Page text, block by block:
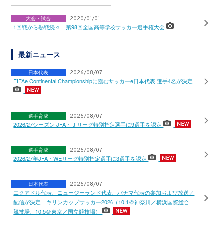
大会・試合 2020/01/01
1回戦から熱戦続々 第98回全国高等学校サッカー選手権大会
最新ニュース
日本代表 2026/08/07
FIFAe Continental Championshipに臨むサッカーe日本代表 選手4名が決定
選手育成 2026/08/07
2026/27シーズン JFA・Ｊリーグ特別指定選手に9選手を認定
選手育成 2026/08/07
2026/27年JFA・WEリーグ特別指定選手に3選手を認定
日本代表 2026/08/07
エクアドル代表、ニュージーランド代表、パナマ代表の参加および放送／
配信が決定 キリンカップサッカー2026（10.1＠神奈川／横浜国際総合
競技場、10.5＠東京／国立競技場）